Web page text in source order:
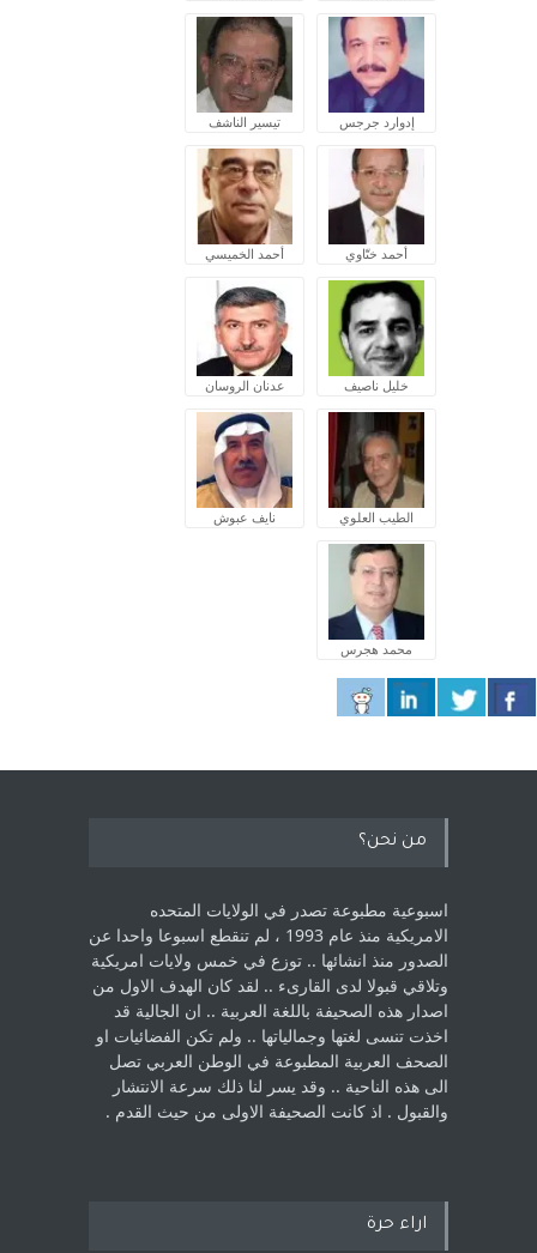
إدوارد جرجس تيسير الناشف
أحمد ختّاوي أحمد الخميسي
خليل ناصيف عدنان الروسان
الطيب العلوي نايف عبوش
محمد هجرس
من نحن؟
اسبوعية مطبوعة تصدر في الولايات المتحده
الامريكية منذ عام 1993 ، لم ‏تنقطع اسبوعا واحدا عن
الصدور منذ انشائها .. توزع في خمس ولايات امريكية
‏وتلاقي قبولا لدى القارىء ..‏ لقد كان الهدف الاول من
اصدار هذه الصحيفة باللغة العربية .. ان الجالية قد
اخذت ‏تنسى لغتها وجمالياتها .. ولم تكن الفضائيات او
الصحف العربية المطبوعة في الوطن ‏العربي تصل
الى هذه الناحية .. وقد يسر لنا ذلك سرعة الانتشار
والقبول . اذ كانت ‏الصحيفة الاولى من حيث القدم . ‏
اراء حرة